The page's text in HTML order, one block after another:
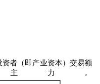
资者（即产业资本）交易额
力。